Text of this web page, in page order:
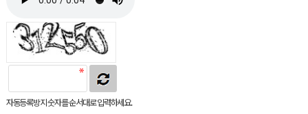
자동등록방지 숫자를 순서대로 입력하세요.